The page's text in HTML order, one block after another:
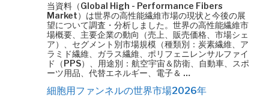
当資料（Global High - Performance Fibers
Market）は世界の高性能繊維市場の現状と今後の展
望について調査・分析しました。世界の高性能繊維市
場概要、主要企業の動向（売上、販売価格、市場シェ
ア）、セグメント別市場規模（種類別：炭素繊維、ア
ラミド繊維、ガラス繊維、ポリフェニレンサルファイ
ド（PPS）、用途別：航空宇宙＆防衛、自動車、スポ
ーツ用品、代替エネルギー、電子＆ …
細胞用ファンネルの世界市場2026年